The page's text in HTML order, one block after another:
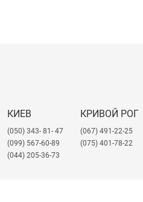
КИЕВ
(050) 343- 81- 47
(099) 567-60-89
(044) 205-36-73
КРИВОЙ РОГ
(067) 491-22-25
(075) 401-78-22